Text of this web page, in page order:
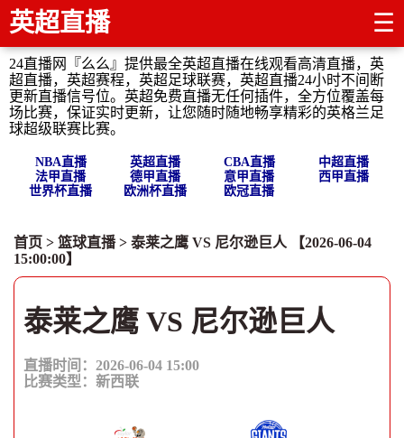
英超直播 ☰
24直播网『么么』提供最全英超直播在线观看高清直播，英
超直播，英超赛程，英超足球联赛，英超直播24小时不间断
更新直播信号位。英超免费直播无任何插件，全方位覆盖每
场比赛，保证实时更新，让您随时随地畅享精彩的英格兰足
球超级联赛比赛。
NBA直播 英超直播 CBA直播
中超直播
法甲直播
德甲直播 意甲直播
西甲直播
世界杯直播
欧洲杯直播 欧冠直播
首页 > 篮球直播> 泰莱之鹰 VS 尼尔逊巨人 【2026-06-04
15:00:00】
泰莱之鹰 VS 尼尔逊巨人
直播时间：2026-06-04 15:00
比赛类型： 新西联